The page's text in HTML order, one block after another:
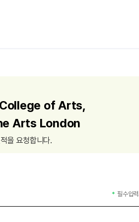
of Arts,
Arts London
을 요청합니다.
필수입